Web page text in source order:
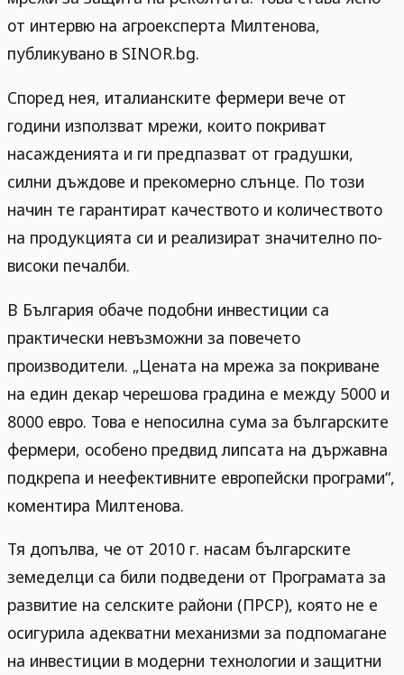
от интервю на агроексперта Милтенова,
публикувано в SINOR.bg.
Според нея, италианските фермери вече от
години използват мрежи, които покриват
насажденията и ги предпазват от градушки,
силни дъждове и прекомерно слънце. По този
начин те гарантират качеството и количеството
на продукцията си и реализират значително по-
високи печалби.
В България обаче подобни инвестиции са
практически невъзможни за повечето
производители. „Цената на мрежа за покриване
на един декар черешова градина е между 5000 и
8000 евро. Това е непосилна сума за българските
фермери, особено предвид липсата на държавна
подкрепа и неефективните европейски програми“,
коментира Милтенова.
Тя допълва, че от 2010 г. насам българските
земеделци са били подведени от Програмата за
развитие на селските райони (ПРСР), която не е
осигурила адекватни механизми за подпомагане
на инвестиции в модерни технологии и защитни